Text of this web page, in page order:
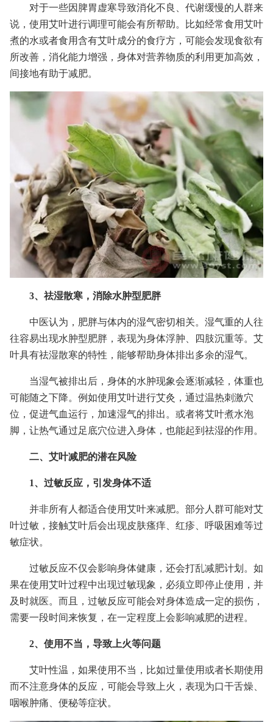
对于一些因脾胃虚寒导致消化不良、代谢缓慢的人群来
说，使用艾叶进行调理可能会有所帮助。比如经常食用艾叶
煮的水或者食用含有艾叶成分的食疗方，可能会发现食欲有
所改善，消化能力增强，身体对营养物质的利用更加高效，
间接地有助于减肥。
3、祛湿散寒，消除水肿型肥胖
中医认为，肥胖与体内的湿气密切相关。湿气重的人往
往容易出现水肿型肥胖，表现为身体浮肿、四肢沉重等。艾
叶具有祛湿散寒的特性，能够帮助身体排出多余的湿气。
当湿气被排出后，身体的水肿现象会逐渐减轻，体重也
可能随之下降。例如使用艾叶进行艾灸，通过温热刺激穴
位，促进气血运行，加速湿气的排出。或者将艾叶煮水泡
脚，让热气通过足底穴位进入身体，也能起到祛湿的作用。
二、艾叶减肥的潜在风险
1、过敏反应，引发身体不适
并非所有人都适合使用艾叶来减肥。部分人群可能对艾
叶过敏，接触艾叶后会出现皮肤瘙痒、红疹、呼吸困难等过
敏症状。
过敏反应不仅会影响身体健康，还会打乱减肥计划。如
果在使用艾叶过程中出现过敏现象，必须立即停止使用，并
及时就医。而且，过敏反应可能会对身体造成一定的损伤，
需要一段时间来恢复，在一定程度上会影响减肥的进程。
2、使用不当，导致上火等问题
艾叶性温，如果使用不当，比如过量使用或者长期使用
而不注意身体的反应，可能会导致上火，表现为口干舌燥、
咽喉肿痛、便秘等症状。